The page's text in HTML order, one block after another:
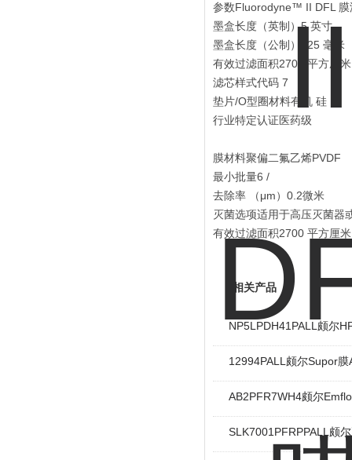
参数Fluorodyne™ II DFL 膜
墨盒长度（英制）5 英寸
墨盒长度（公制）125 毫米
有效过滤面积2700 平方厘米
滤芯样式代码 7
垫片/O型圈材料有机 硅
行业特定认证医药级
膜材料聚偏二氟乙烯PVDF
最小批量6 /
去除率 （μm）0.2微米
灭菌选项适用于高压灭菌器
有效过滤面积2700 平方厘米
相关产品
NP5LPDH41PALL颇尔
12994PALL颇尔Supor
AB2PFR7WH4颇尔
SLK7001PFRPPALL颇